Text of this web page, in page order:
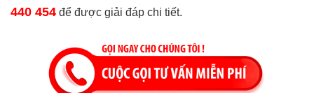
440 454 để được giải đáp chi tiết.